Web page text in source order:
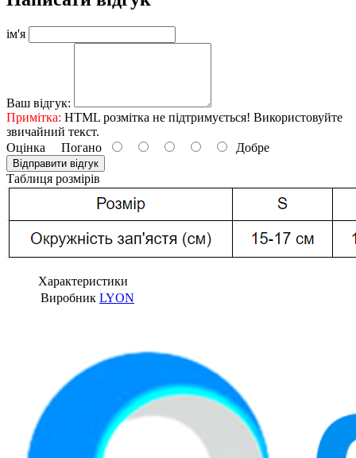
ім'я
Ваш відгук:
Примітка: HTML розмітка не підтримується! Використовуйте
звичайний текст.
Оцінка Погано Добре
Відправити відгук
Таблиця розмірів
Характеристики
Виробник LYON